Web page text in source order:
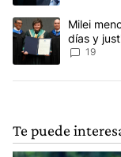
Un artículo de
Milei
días y
escenario
19